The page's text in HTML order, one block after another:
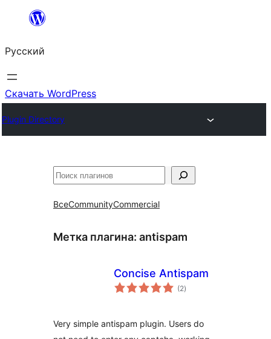
Перейти
содержимому
Русский
Скачать WordPress
Plugin Directory
Поиск
ВсеCommunityCommercial
Метка плагина: antispam
Concise Antispam
(2общий
рейтинг
)
Very simple antispam plugin. Users do